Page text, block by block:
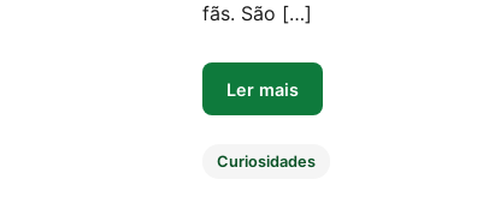
fãs. São […]
Ler mais
Curiosidades